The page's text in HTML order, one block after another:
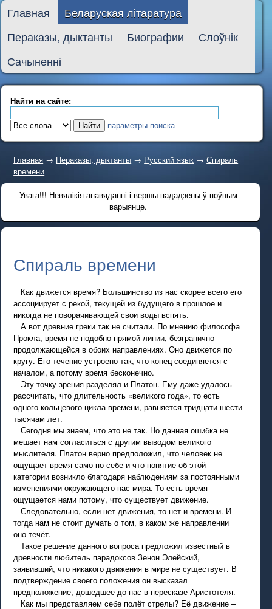
Главная
Беларуская літаратура
Пераказы, дыктанты
Биографии
Слоўнік
Сачыненні
Найти на сайте:
параметры поиска
Главная → Пераказы, дыктанты → Русский язык →Спираль
времени
Увага!!! Невялікія апавяданні і вершы пададзены ў поўным
варыянце.
Спираль времени
Как движется время? Большинство из нас скорее всего его
ассоциирует с рекой, текущей из будущего в прошлое и
никогда не поворачивающей свои воды вспять.
А вот древние греки так не считали. По мнению философа
Прокла, время не подобно прямой линии, безгранично
продолжающейся в обоих направлениях. Оно движется по
кругу. Его течение устроено так, что конец соединяется с
началом, а потому время бесконечно.
Эту точку зрения разделял и Платон. Ему даже удалось
рассчитать, что длительность «великого года», то есть
одного кольцевого цикла времени, равняется тридцати шести
тысячам лет.
Сегодня мы знаем, что это не так. Но данная ошибка не
мешает нам согласиться с другим выводом великого
мыслителя. Платон верно предположил, что человек не
ощущает время само по себе и что понятие об этой
категории возникло благодаря наблюдениям за постоянными
изменениями окружающего нас мира. То есть время
ощущается нами потому, что существует движение.
Следовательно, если нет движения, то нет и времени. И
тогда нам не стоит думать о том, в каком же направлении
оно течёт.
Такое решение данного вопроса предложил известный в
древности любитель парадоксов Зенон Элейский,
заявивший, что никакого движения в мире не существует. В
подтверждение своего положения он высказал
предположение, дошедшее до нас в пересказе Аристотеля.
Как мы представляем себе полёт стрелы? Её движение –